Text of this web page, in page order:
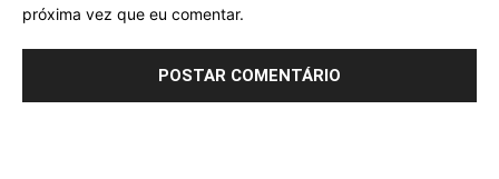
próxima vez que eu comentar.